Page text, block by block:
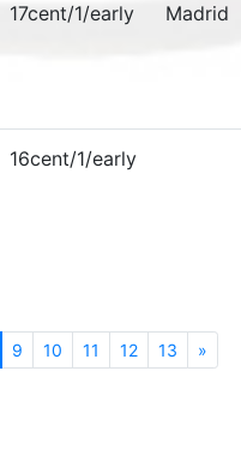
17cent/1/early Madrid
16cent/1/early
(current)
9 10 11 12 13 »